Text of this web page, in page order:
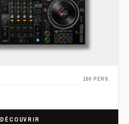
100 PERS.
DÉCOUVRIR